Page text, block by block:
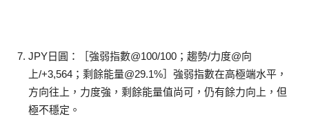
JPY日圓：［強弱指數@100/100；趨勢/力度@向
上/+3,564；剩餘能量@29.1%］強弱指數在高極端水平，
方向往上，力度強，剩餘能量值尚可，仍有餘力向上，但
極不穩定。